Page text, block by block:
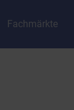
Fachmärkte